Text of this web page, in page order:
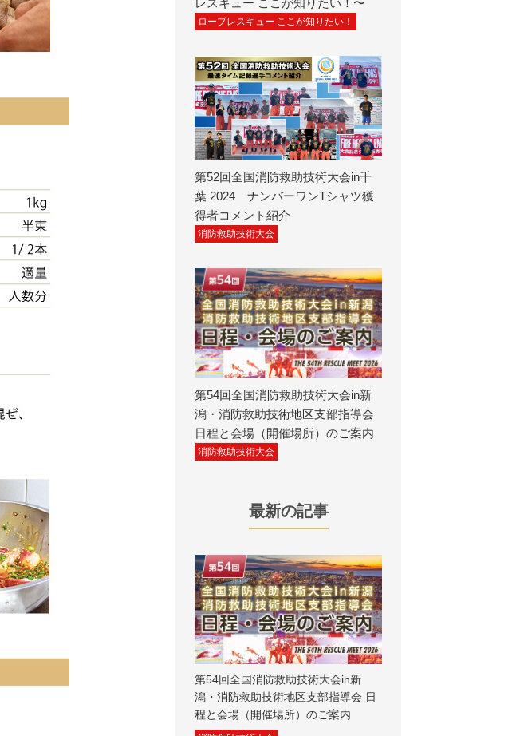
ロープレスキュー ここが知りたい！
第52回全国消防救助技術大会in千
葉 2024 ナンバーワンTシャツ獲
得者コメント紹介
消防救助技術大会
第54回全国消防救助技術大会in新
潟・消防救助技術地区支部指導会
日程と会場（開催場所）のご案内
消防救助技術大会
最新の記事
第54回全国消防救助技術大会in新
潟・消防救助技術地区支部指導会 日
程と会場（開催場所）のご案内